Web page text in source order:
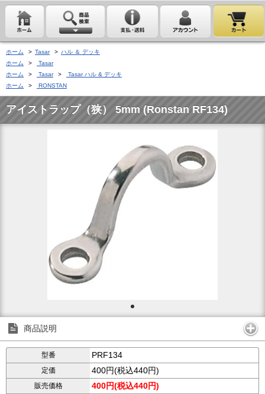
ホーム > Tasar > ハル ＆ デッキ
ホーム
>
Tasar
ホーム
> Tasar >
Tasar ハル & デッキ
ホーム
> RONSTAN
アイストラップ（狭） 5mm (Ronstan RF134)
商品説明
型番 PRF134
定価 400円(税込440円)
販売価格 400円(税込440円)